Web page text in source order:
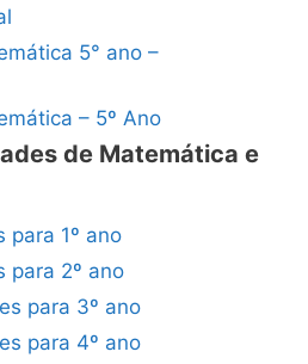
5° ano –
– 5º Ano
de Matemática e
para 1º ano
para 2º ano
para 3º ano
para 4º ano